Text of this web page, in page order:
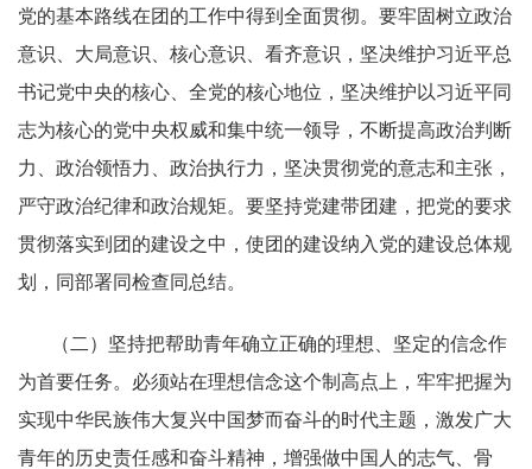
党的基本路线在团的工作中得到全面贯彻。要牢固树立政治
意识、大局意识、核心意识、看齐意识，坚决维护习近平总
书记党中央的核心、全党的核心地位，坚决维护以习近平同
志为核心的党中央权威和集中统一领导，不断提高政治判断
力、政治领悟力、政治执行力，坚决贯彻党的意志和主张，
严守政治纪律和政治规矩。要坚持党建带团建，把党的要求
贯彻落实到团的建设之中，使团的建设纳入党的建设总体规
划，同部署同检查同总结。
（二）坚持把帮助青年确立正确的理想、坚定的信念作
为首要任务。必须站在理想信念这个制高点上，牢牢把握为
实现中华民族伟大复兴中国梦而奋斗的时代主题，激发广大
青年的历史责任感和奋斗精神，增强做中国人的志气、骨